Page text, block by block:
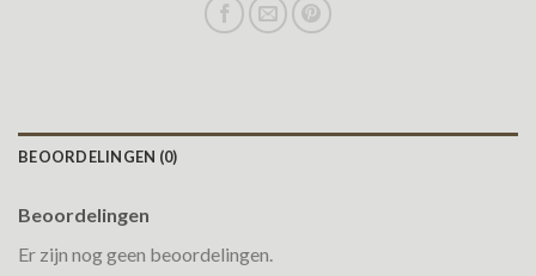
BEOORDELINGEN (0)
Beoordelingen
Er zijn nog geen beoordelingen.